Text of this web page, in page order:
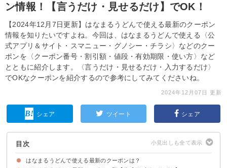
ン情報！【言うだけ・見せるだけ】でOK！
【2024年12月7日更新】はなまるうどんで使える最新のクーポン
情報を知りたいですよね。今回は、はなまるうどんで使える〈公
式アプリ＆サイト・スマニュー・グノシー・チラシ〉などのクー
ポンを〈クーポン番号・割引額・値段・有効期限・使い方〉など
とともに紹介します。〈言うだけ・見せるだけ・入力するだけ〉
でOKなクーポンを紹介するので参考にしてみてくださいね。
2024年12月07日 更新
シェア ツイート シェア
目次
はなまるうどんで使える最新のクーポンは？